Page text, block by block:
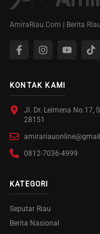
AmiraRiau.Com | Berita
KONTAK KAMI
Jl. Dr. Leimena No.17,
28151
0812-7036-4999
KATEGORI
Seputar Riau
Berita Nasional